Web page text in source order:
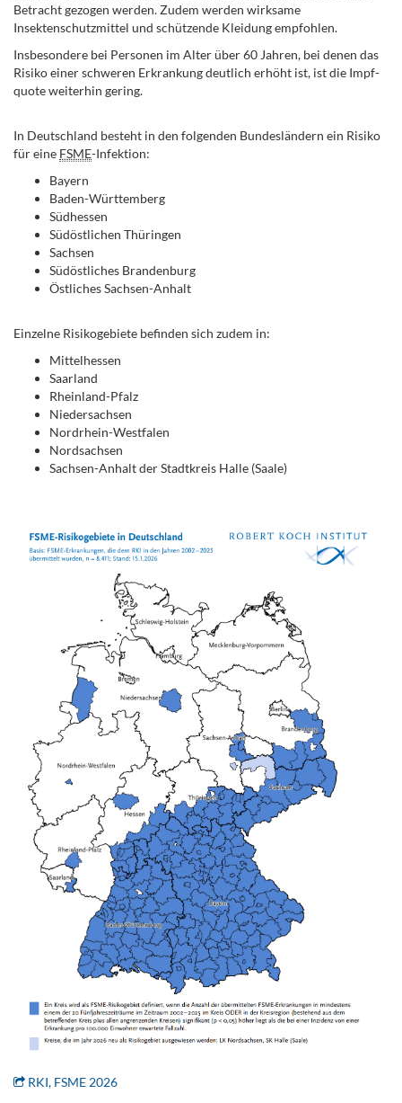
Betracht gezogen werden.Zudem werden wirksame
Insektenschutzmittel und schützende Kleidung empfohlen.
Ins­besondere bei Personen im Alter über 60 Jahren, bei denen das
Risiko einer schweren Erkrankung deutlich erhöht ist, ist die Impf­
quote weiter­hin gering.
In Deutschland besteht in den folgenden Bundesländern ein Risiko
für eine FSME-Infektion:
Bayern
Baden-Württemberg
Südhessen
Südöstlichen Thüringen
Sachsen
Süd­östliches Branden­burg
Östliches Sachsen-An­halt
Einzelne Risikogebiete befinden sich zudem in:
Mittelhessen
Saarland
Rheinland-Pfalz
Niedersachsen
Nordrhein-Westfalen
Nord­sachsen
Sachsen-An­halt der Stadt­kreis Halle (Saale)
RKI, FSME 2026